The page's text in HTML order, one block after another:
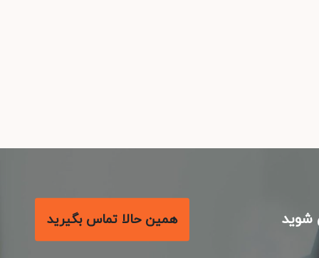
همین حالا تماس بگیرید